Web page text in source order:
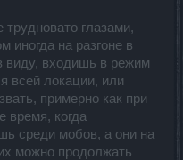
глазами,
иногда на разгоне в
виду, входишь в режим
всей локации, или
примерно как при
время, когда
среди мобов, а они на
можно продолжать